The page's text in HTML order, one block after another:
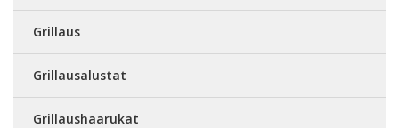
Grillaus
Grillausalustat
Grillaushaarukat